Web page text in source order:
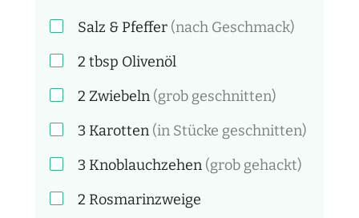
Salz & Pfeffer (nach Geschmack)
2 tbsp Olivenöl
2 Zwiebeln (grob geschnitten)
3 Karotten (in Stücke geschnitten)
3 Knoblauchzehen (grob gehackt)
2 Rosmarinzweige